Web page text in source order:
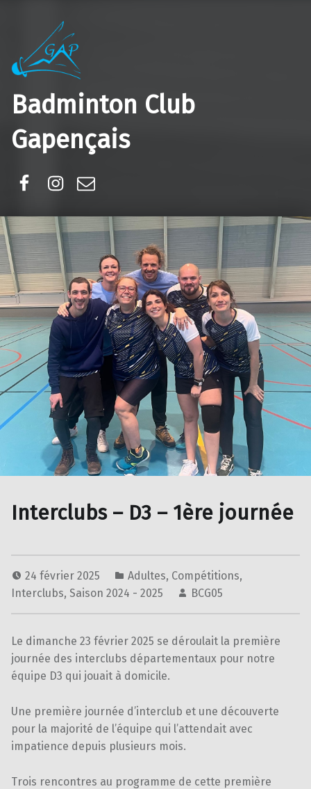
Badminton Club
Gapençais
Interclubs – D3 – 1ère journée
24 février 2025 Adultes, Compétitions,
Interclubs, Saison 2024 - 2025 BCG05
Le dimanche 23 février 2025 se déroulait la première
journée des interclubs départementaux pour notre
équipe D3 qui jouait à domicile.
Une première journée d’interclub et une découverte
pour la majorité de l’équipe qui l’attendait avec
impatience depuis plusieurs mois.
Trois rencontres au programme de cette première